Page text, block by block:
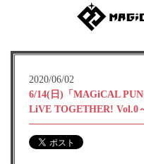
2020/06/02
6/14(日)「MAGiCAL
LiVE TOGETHER! Vol.0